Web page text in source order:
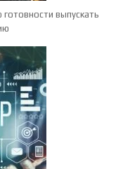
выпускать